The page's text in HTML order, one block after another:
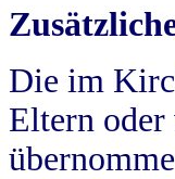
Die im
Eltern